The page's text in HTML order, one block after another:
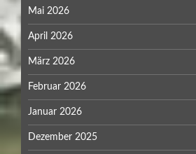
Mai 2026
April 2026
März 2026
Februar 2026
Januar 2026
Dezember 2025